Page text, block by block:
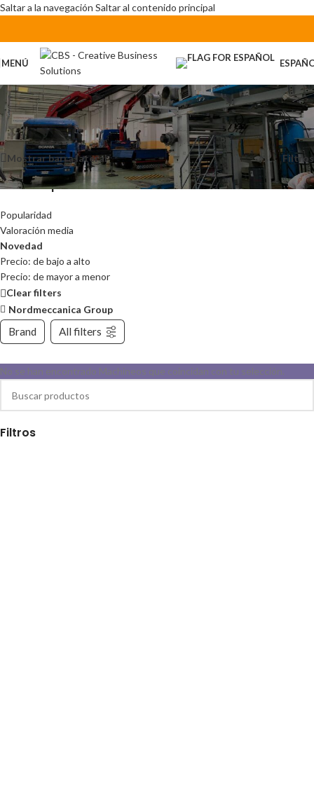
Saltar a la navegación Saltar al contenido principal
MENÚ
Máquinas
Filtros
Inicio/ Máquinas
Mostrar barra lateral Filtros
Ordenar por
Popularidad
Valoración media
Novedad
Precio: de bajo a alto
Precio: de mayor a menor
Clear filters
Nordmeccanica Group
Brand All filters
No se han encontrado Machineos que coincidan con tu selección.